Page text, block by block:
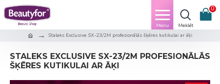
0
Staleks Exclusive SX-23/2M profesionālās šķēres kutikulai ar āķi
STALEKS EXCLUSIVE SX-23/2M PROFESIONĀLĀS
ŠĶĒRES KUTIKULAI AR ĀĶI